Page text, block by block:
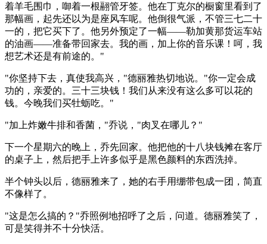
着羊毛围巾，啣着一根翮管牙签。他在丁克尔的橱窗里看到了
那幅画，起先还以为是座风车呢。他倒很气派，不管三七二十
一的，把它买下了。他另外预定了一幅——勒加黄那货运车站
的油画——准备带回家去。我的画，加上你的音乐课！呵，我
想艺术还是有前途的。"
"你坚持下去，真使我高兴，"德丽雅热切地说。"你一定会成
功的，亲爱的。三十三块钱！我们从来没有这么多可以花的
钱。今晚我们买牡蛎吃。"
"加上炸嫩牛排和香菌，"乔说，"肉叉在哪儿？"
下一个星期六的晚上，乔先回家。他把他的十八块钱摊在客厅
的桌子上，然后把手上许多似乎是黑色颜料的东西洗掉。
半个钟头以后，德丽雅来了，她的右手用绷带包成一团，简直
不像样了。
"这是怎么搞的？"乔照例地招呼了之后，问道。德丽雅笑了，
可是笑得并不十分快活。